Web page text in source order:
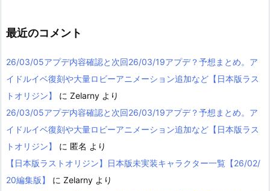
最近のコメント
26/03/05アプデ内容確認と次回26/03/19アプデ？予想まとめ。ア
イドルイベ復刻や大量ロビーアニメーション追加など【日本版ラス
トオリジン】
に Zelarny より
26/03/05アプデ内容確認と次回26/03/19アプデ？予想まとめ。ア
イドルイベ復刻や大量ロビーアニメーション追加など【日本版ラス
トオリジン】
に 匿名 より
【日本版ラストオリジン】日本版未実装キャラクター一覧【26/02/
20編集版】
に Zelarny より